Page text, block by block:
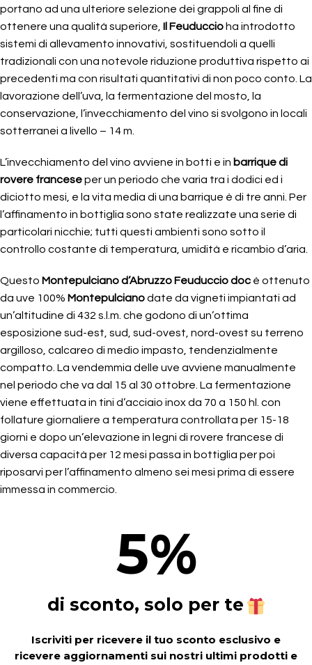
portano ad una ulteriore selezione dei grappoli al fine di
ottenere una qualità superiore, Il Feuduccio ha introdotto
sistemi di allevamento innovativi, sostituendoli a quelli
tradizionali con una notevole riduzione produttiva rispetto ai
precedenti ma con risultati quantitativi di non poco conto. La
lavorazione dell’uva, la fermentazione del mosto, la
conservazione, l’invecchiamento del vino si svolgono in locali
sotterranei a livello – 14 m.
L’invecchiamento del vino avviene in botti e in barrique di
rovere franceseper un periodo che varia tra i dodici ed i
diciotto mesi, e la vita media di una barrique è di tre anni. Per
l’affinamento in bottiglia sono state realizzate una serie di
particolari nicchie; tutti questi ambienti sono sotto il
controllo costante di temperatura, umidità e ricambio d’aria.
Questo Montepulciano d’Abruzzo Feuduccio doc è ottenuto
da uve 100% Montepulcianodate da vigneti impiantati ad
un’altitudine di 432 s.l.m. che godono di un’ottima
esposizione sud-est, sud, sud-ovest, nord-ovest su terreno
argilloso, calcareo di medio impasto, tendenzialmente
compatto. La vendemmia delle uve avviene manualmente
nel periodo che va dal 15 al 30 ottobre. La fermentazione
viene effettuata in tini d’acciaio inox da 70 a 150 hl. con
follature giornaliere a temperatura controllata per 15-18
giorni e dopo un’elevazione in legni di rovere francese di
diversa capacità per 12 mesi passa in bottiglia per poi
riposarvi per l’affinamento almeno sei mesi prima di essere
immessa in commercio.
5%
di sconto, solo per te
Iscriviti per ricevere il tuo sconto esclusivo e
ricevere aggiornamenti sui nostri ultimi prodotti e